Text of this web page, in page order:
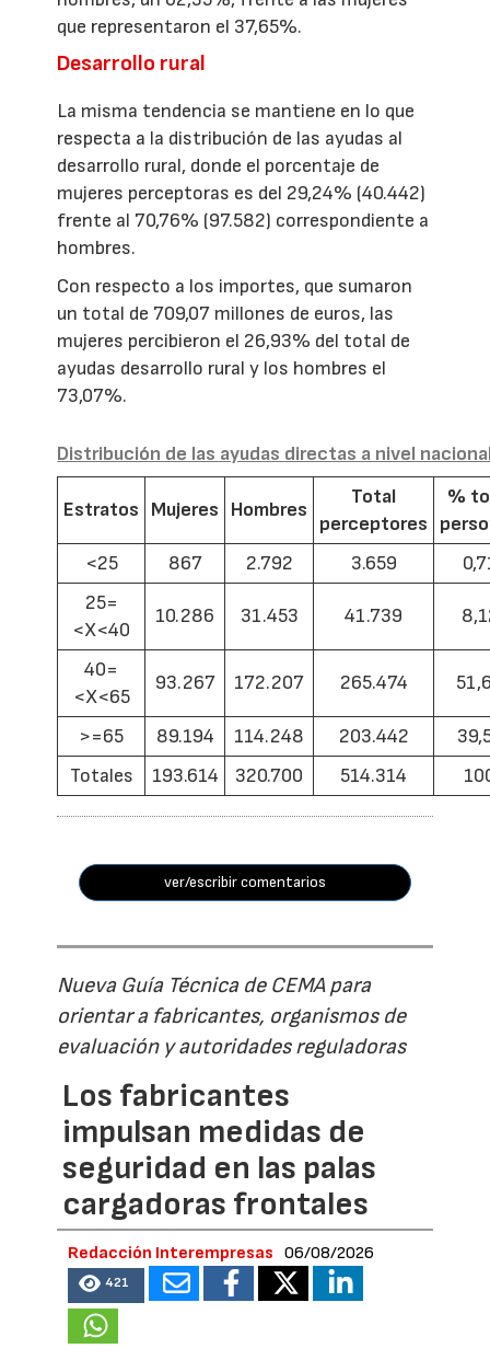
que representaron el 37,65%.
Desarrollo rural
La misma tendencia se mantiene en lo que
respecta a la distribución de las ayudas al
desarrollo rural, donde el porcentaje de
mujeres perceptoras es del 29,24% (40.442)
frente al 70,76% (97.582) correspondiente a
hombres.
Con respecto a los importes, que sumaron
un total de 709,07 millones de euros, las
mujeres percibieron el 26,93% del total de
ayudas desarrollo rural y los hombres el
73,07%.
Distribución de las ayudas directas a nivel
Estratos Mujeres Hombres
Total
perceptores
%
<25
867 2.792 3.659
25=
<X<40
10.286 31.453 41.739
40=
<X<65
93.267 172.207 265.474
>=65 89.194 114.248 203.442
Totales
193.614 320.700 514.314
ver/escribir comentarios
Nueva Guía Técnica de CEMA para
orientar a fabricantes, organismos de
evaluación y autoridades reguladoras
Los fabricantes
impulsan medidas de
seguridad en las palas
cargadoras frontales
Redacción Interempresas 06/08/2026
421